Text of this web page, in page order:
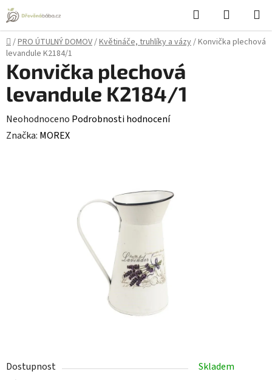
Přejít
na
obsah
Hledat
KOŠÍK
Domů
/PRO ÚTULNÝ DOMOV/Květináče, truhlíky a vázy/Konvička plechová
levandule K2184/1
Dostupnost
Skladem
Konvička plechová
levandule K2184/1
Průměrné
hodnocení
Neohodnoceno Podrobnosti hodnocení
Značka: MOREX